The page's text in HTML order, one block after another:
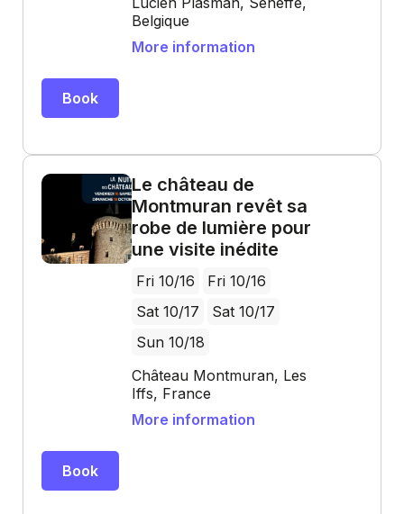
Belgique
More information
Book
Le château de
Montmuran revêt sa
robe de lumière pour
une visite inédite
Fri 10/16
Fri 10/16
Sat 10/17
Sat 10/17
Sun 10/18
Château Montmuran, Les
Iffs, France
More information
Book